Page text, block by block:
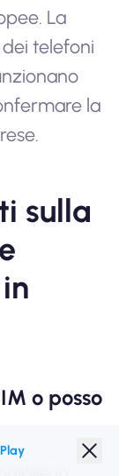
La
telefoni
la
sulla
o posso